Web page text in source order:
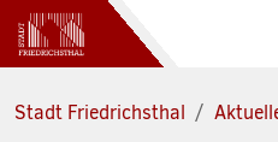
Zum Hauptinhalt springen
Stadt Friedrichsthal